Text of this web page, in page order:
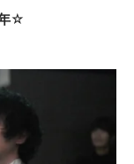
☆